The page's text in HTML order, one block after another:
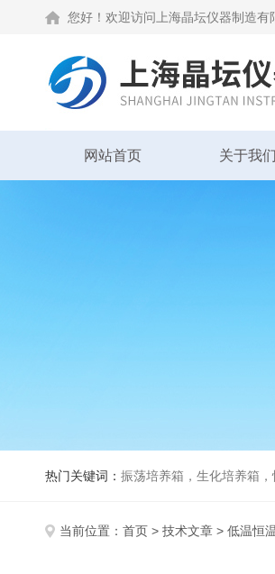
您好！欢迎访问上海晶坛仪器制造有
网站首页 关于我们
热门关键词： 振荡培养箱，生化培养箱，恒
当前位置： 首页 > 技术文章 > 低温恒